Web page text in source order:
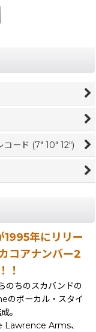
ード (7" 10" 12")
年にリリー
コアナンバー2
！
のちのスカバンドの
ボーカル・スタイ
。
Lawrence Arms、